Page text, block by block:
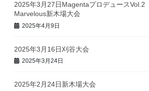
2025年3月27日MagentaプロデュースVol.2
Marvelous新木場大会
2025年4月9日
2025年3月16日刈谷大会
2025年3月24日
2025年2月24日新木場大会